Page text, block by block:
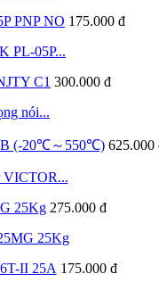
175.000 đ
PL-05P...
300.000 đ
nói...
625.000
VICTOR...
275.000 đ
25Kg
175.000 đ